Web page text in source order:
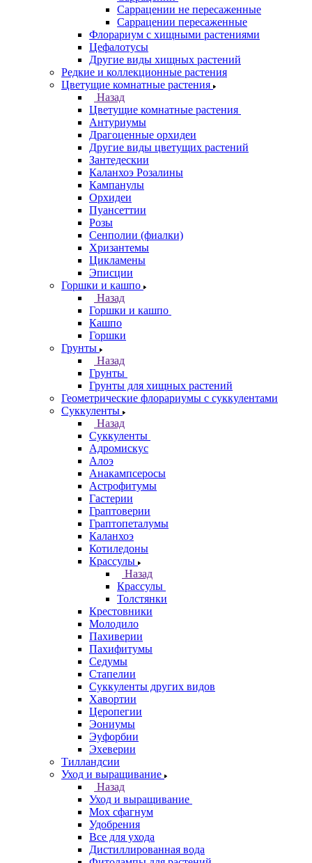
Саррацении не пересаженные
Саррацении пересаженные
Флорариум с хищными растениями
Цефалотусы
Другие виды хищных растений
Редкие и коллекционные растения
Цветущие комнатные растения
Назад
Цветущие комнатные растения
Антуриумы
Драгоценные орхидеи
Другие виды цветущих растений
Зантедескии
Каланхоэ Розалины
Кампанулы
Орхидеи
Пуансеттии
Розы
Сенполии (фиалки)
Хризантемы
Цикламены
Эписции
Горшки и кашпо
Назад
Горшки и кашпо
Кашпо
Горшки
Грунты
Назад
Грунты
Грунты для хищных растений
Геометрические флорариумы с суккулентами
Суккуленты
Назад
Суккуленты
Адромискус
Алоэ
Анакампсеросы
Астрофитумы
Гастерии
Граптоверии
Граптопеталумы
Каланхоэ
Котиледоны
Крассулы
Назад
Крассулы
Толстянки
Крестовники
Молодило
Пахиверии
Пахифитумы
Седумы
Стапелии
Суккуленты других видов
Хавортии
Церопегии
Эониумы
Эуфорбии
Эхеверии
Тилландсии
Уход и выращивание
Назад
Уход и выращивание
Мох сфагнум
Удобрения
Все для ухода
Дистиллированная вода